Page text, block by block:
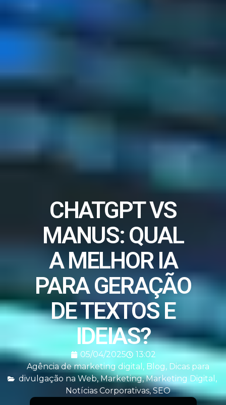
CHATGPT VS
MANUS: QUAL
A MELHOR IA
PARA GERAÇÃO
DE TEXTOS E
IDEIAS?
05/04/2025
13:02
Agência de marketing digital , Blog, Dicas para
divulgação na Web,Marketing,Marketing Digital ,
Notícias Corporativas,SEO